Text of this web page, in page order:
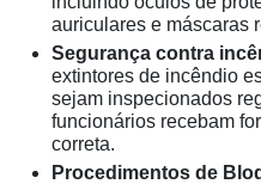
auriculares e máscaras
Segurança contra
extintores de incêndio
sejam inspecionados
funcionários recebam
correta.
Procedimentos de